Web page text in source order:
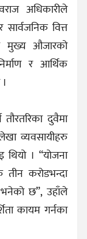
अधिकारीले
सार्वजनिक वित्त
मुख्य औजारको
र आर्थिक
दुवैमा
व्यवसायीहरु
थियो । “योजना
करोडभन्दा
छ”, उहाँले
कायम गर्नका